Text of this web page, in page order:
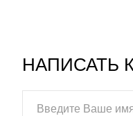
НАПИСАТЬ